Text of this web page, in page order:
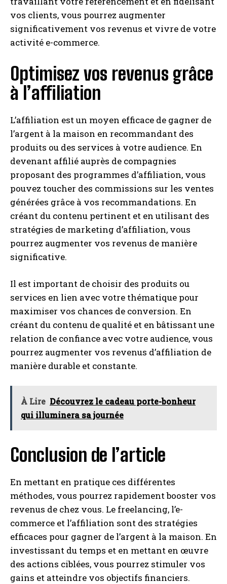
vos clients, vous pourrez augmenter
significativement vos revenus et vivre de votre
activité e-commerce.
Optimisez vos revenus grâce
à l’affiliation
L’affiliation est un moyen efficace de gagner de
l’argent à la maison en recommandant des
produits ou des services à votre audience. En
devenant affilié auprès de compagnies
proposant des programmes d’affiliation, vous
pouvez toucher des commissions sur les ventes
générées grâce à vos recommandations. En
créant du contenu pertinent et en utilisant des
stratégies de marketing d’affiliation, vous
pourrez augmenter vos revenus de manière
significative.
Il est important de choisir des produits ou
services en lien avec votre thématique pour
maximiser vos chances de conversion. En
créant du contenu de qualité et en bâtissant une
relation de confiance avec votre audience, vous
pourrez augmenter vos revenus d’affiliation de
manière durable et constante.
À Lire Découvrez le cadeau porte-bonheur
qui illuminera sa journée
Conclusion de l’article
En mettant en pratique ces différentes
méthodes, vous pourrez rapidement booster vos
revenus de chez vous. Le freelancing, l’e-
commerce et l’affiliation sont des stratégies
efficaces pour gagner de l’argent à la maison. En
investissant du temps et en mettant en œuvre
des actions ciblées, vous pourrez stimuler vos
gains et atteindre vos objectifs financiers.